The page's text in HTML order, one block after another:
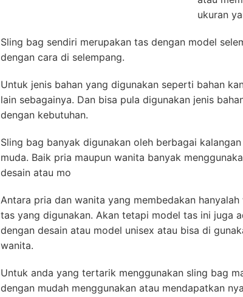
ukuran
Sling bag sendiri merupakan tas dengan model
dengan cara di selempang.
Untuk jenis bahan yang digunakan seperti bahan
lain sebagainya. Dan bisa pula digunakan jenis
dengan kebutuhan.
Sling bag banyak digunakan oleh berbagai
muda. Baik pria maupun wanita banyak
desain atau mo
Antara pria dan wanita yang membedakan
tas yang digunakan. Akan tetapi model tas ini juga
dengan desain atau model unisex atau bisa di
wanita.
Untuk anda yang tertarik menggunakan sling bag
dengan mudah menggunakan atau mendapatkan